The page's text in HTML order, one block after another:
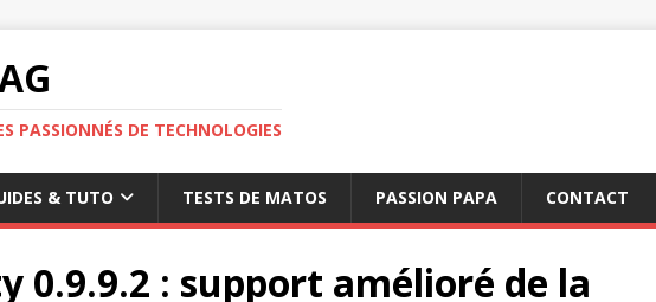
PASSIONNÉS DE TECHNOLOGIES
& TUTO TESTS DE MATOS PASSION PAPA CONTACT
0.9.9.2 : support amélioré de la